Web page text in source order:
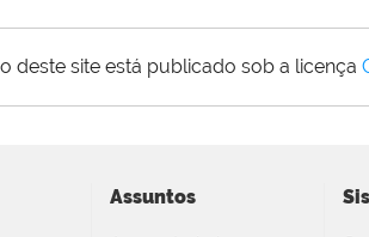
deste site está publicado sob a licença
Assuntos